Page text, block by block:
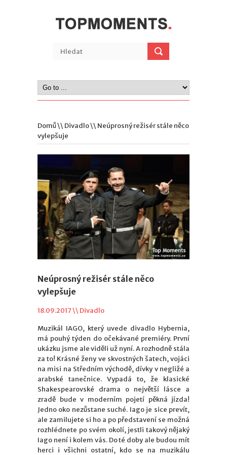
Domů\\ Divadlo\\ Neúprosný režisér stále něco
vylepšuje
Neúprosný režisér stále něco
vylepšuje
18.09.2017 \\ Divadlo
Muzikál IAGO, který uvede divadlo Hybernia,
má pouhý týden do očekávané premiéry. První
ukázku jsme ale viděli už nyní. A rozhodně stála
za to! Krásné ženy ve skvostných šatech, vojáci
na misi na Středním východě, dívky v negližé a
arabské tanečnice. Vypadá to, že klasické
Shakespearovské drama o největší lásce a
zradě bude v moderním pojetí pěkná jízda!
Jedno oko nezůstane suché. Iago je sice prevít,
ale zamilujete si ho a po představení se možná
rozhlédnete po svém okolí, jestli takový nějaký
Iago není i kolem vás. Do té doby ale budou mít
herci i všichni ostatní, kdo se na muzikálu